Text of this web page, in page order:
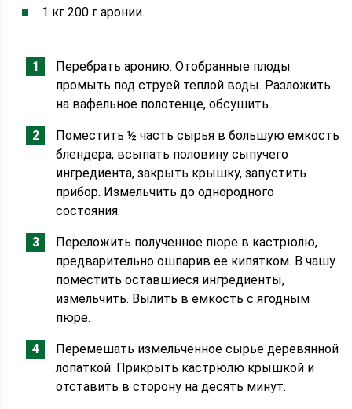
1 кг 200 г аронии.
Перебрать аронию. Отобранные плоды
промыть под струей теплой воды. Разложить
на вафельное полотенце, обсушить.
Поместить ½ часть сырья в большую емкость
блендера, всыпать половину сыпучего
ингредиента, закрыть крышку, запустить
прибор. Измельчить до однородного
состояния.
Переложить полученное пюре в кастрюлю,
предварительно ошпарив ее кипятком. В чашу
поместить оставшиеся ингредиенты,
измельчить. Вылить в емкость с ягодным
пюре.
Перемешать измельченное сырье деревянной
лопаткой. Прикрыть кастрюлю крышкой и
отставить в сторону на десять минут.